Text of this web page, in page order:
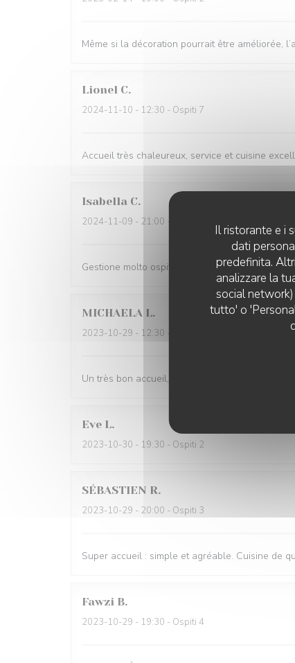
Il ristorante e i
dati
predefinita.
analizzare la
social
tutto' o
Même si la décoration pourrait être améliorée,
Lionel C
2024-11-10 - 12:30 - Ospiti 7
Accueil très chaleureux, service et cuisine
Isabella C
2024-11-09 - 21:00 - Ospiti 3
Gestione molto ospitale e personale
MICHAELA L
2023-10-29 - 12:30 - Ospiti 3
Un très bon accueil, un excellent repas, que
Eve L
2023-10-30 - 19:30 - Ospiti 2
SÉBASTIEN R
2023-10-29 - 20:00 - Ospiti 3
Super accueil : simple et agréable. Cuisine de
Fawzi B
2023-10-29 - 19:30 - Ospiti 4